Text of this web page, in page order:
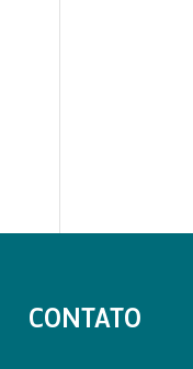
CONTATO